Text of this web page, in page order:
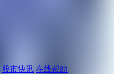
股市快讯 在线帮助